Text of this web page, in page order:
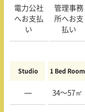
電力公社
へお支払
い
管理事務
所へお支
払い
Studio 1 Bed Room
— 34〜57㎡